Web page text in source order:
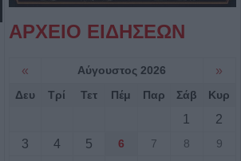
ΑΡΧΕΙΟ ΕΙΔΗΣΕΩΝ
« Αύγουστος 2026 »
Δευ Τρί Τετ Πέμ Παρ Σάβ Κυρ
1
2
3
4 5 6 7 8
9